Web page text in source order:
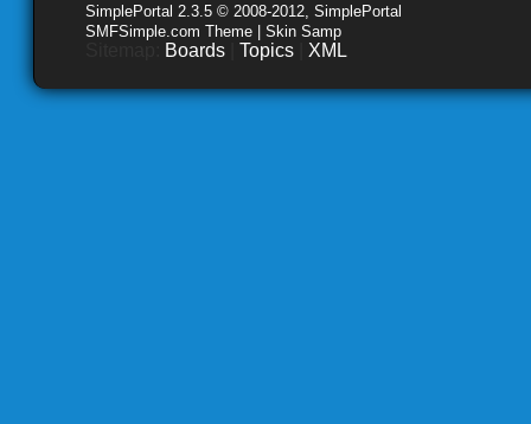
SimplePortal 2.3.5 © 2008-2012, SimplePortal
SMFSimple.com Theme | Skin Samp
Boards Topics XML